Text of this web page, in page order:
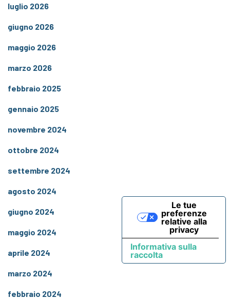
luglio 2026
giugno 2026
maggio 2026
marzo 2026
febbraio 2025
gennaio 2025
novembre 2024
ottobre 2024
settembre 2024
agosto 2024
giugno 2024
maggio 2024
aprile 2024
marzo 2024
febbraio 2024
Informativa sulla
raccolta
Le tue
preferenze
relative alla
privacy